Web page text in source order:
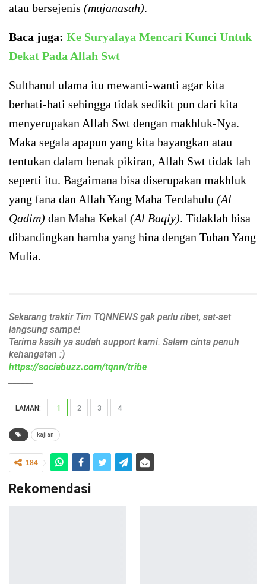
atau bersejenis (mujanasah).
Baca juga: Ke Suryalaya Mencari Kunci Untuk
Dekat Pada Allah Swt
Sulthanul ulama itu mewanti-wanti agar kita
berhati-hati sehingga tidak sedikit pun dari kita
menyerupakan Allah Swt dengan makhluk-Nya.
Maka segala apapun yang kita bayangkan atau
tentukan dalam benak pikiran, Allah Swt tidak lah
seperti itu. Bagaimana bisa diserupakan makhluk
yang fana dan Allah Yang Maha Terdahulu (Al
Qadim) dan Maha Kekal (Al Baqiy). Tidaklah bisa
dibandingkan hamba yang hina dengan Tuhan Yang
Mulia.
Sekarang traktir Tim TQNNEWS gak perlu ribet, sat-set
langsung sampe!
Terima kasih ya sudah support kami. Salam cinta penuh
kehangatan :)
https://sociabuzz.com/tqnn/tribe
LAMAN: 1 2 3 4
kajian
184
Rekomendasi